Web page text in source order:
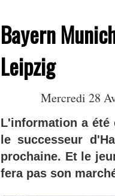
Bayern
Leipzig
Mercredi 28
L'information a été
le successeur
prochaine. Et le
fera pas son